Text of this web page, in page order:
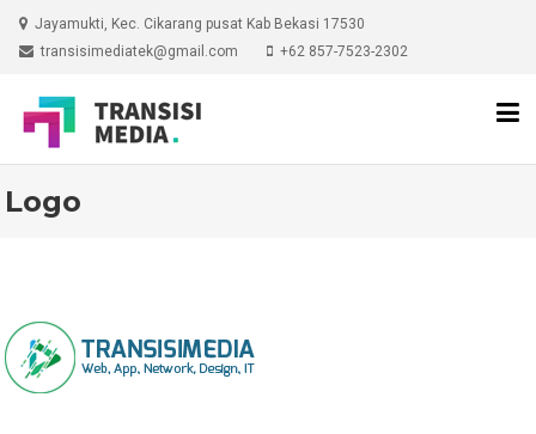
Skip
Jayamukti, Kec. Cikarang pusat Kab Bekasi 17530
transisimediatek@gmail.com
+62 857-7523-2302
Logo